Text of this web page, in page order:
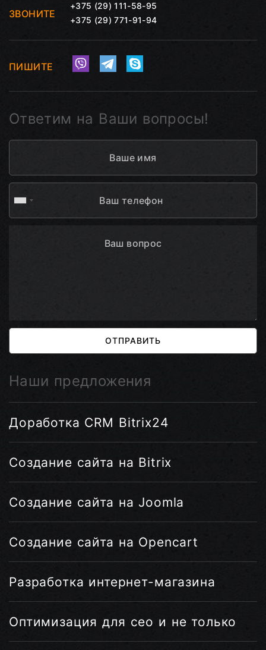
ЗВОНИТЕ
+375 (29) 111-58-95
+375 (29) 771-91-94
ПИШИТЕ
Ответим на Ваши вопросы!
ОТПРАВИТЬ
Наши предложения
Доработка CRM Bitrix24
Создание сайта на Bitrix
Создание сайта на Joomla
Создание сайта на Opencart
Разработка интернет-магазина
Оптимизация для сео и не только